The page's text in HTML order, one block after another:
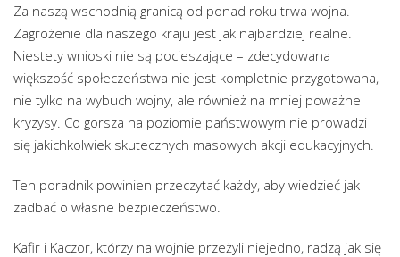
Za naszą wschodnią granicą od ponad roku trwa wojna.
Zagrożenie dla naszego kraju jest jak najbardziej realne.
Niestety wnioski nie są pocieszające – zdecydowana
większość społeczeństwa nie jest kompletnie przygotowana,
nie tylko na wybuch wojny, ale również na mniej poważne
kryzysy. Co gorsza na poziomie państwowym nie prowadzi
się jakichkolwiek skutecznych masowych akcji edukacyjnych.
Ten poradnik powinien przeczytać każdy, aby wiedzieć jak
zadbać o własne bezpieczeństwo.
Kafir i Kaczor, którzy na wojnie przeżyli niejedno, radzą jak się